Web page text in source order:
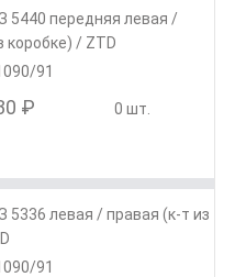
5440 передняя левая /
коробке) / ZTD
91
₽ 0 шт.
левая / правая (к-т из
91